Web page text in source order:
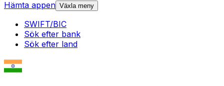
Hämta appen Växla meny
SWIFT/BIC
Sök efter bank
Sök efter land